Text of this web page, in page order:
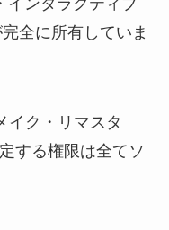
全に所有していま
イク・リマスタ
する権限は全てソ